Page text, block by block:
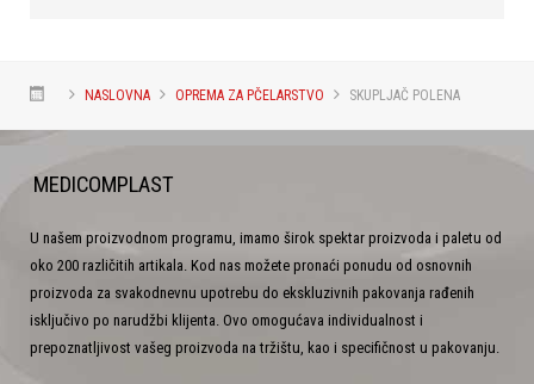
NASLOVNA OPREMA ZA PČELARSTVO SKUPLJAČ POLENA
MEDICOMPLAST
U našem proizvodnom programu, imamo širok spektar proizvoda i paletu od
oko 200 različitih artikala. Kod nas možete pronaći ponudu od osnovnih
proizvoda za svakodnevnu upotrebu do ekskluzivnih pakovanja rađenih
isključivo po narudžbi klijenta. Ovo omogućava individualnost i
prepoznatljivost vašeg proizvoda na tržištu, kao i specifičnost u pakovanju.